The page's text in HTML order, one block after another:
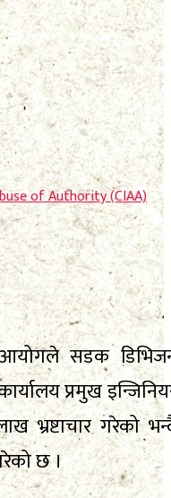
of Authority (CIAA)
सडक
प्रमुख
भ्रष्टाचार गरेको
छ ।